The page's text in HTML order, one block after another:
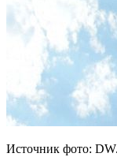
Источник фото: